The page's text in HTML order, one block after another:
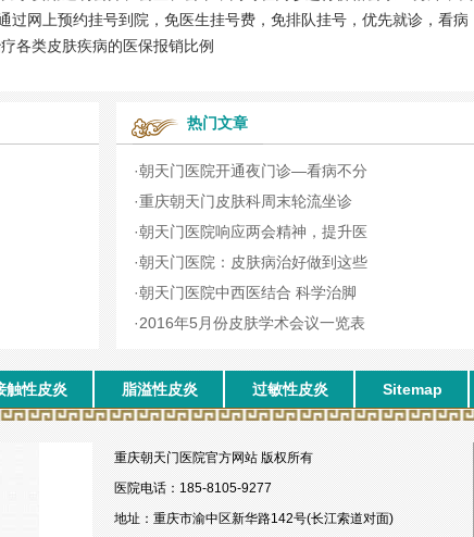
过网上预约挂号到院，免医生挂号费，免排队挂号，优先就诊，看病
各类皮肤疾病的医保报销比例
热门文章
·朝天门医院开通夜门诊—看病不分
·重庆朝天门皮肤科周末轮流坐诊
·朝天门医院响应两会精神，提升医
·朝天门医院：皮肤病治好做到这些
·朝天门医院中西医结合 科学治脚
·2016年5月份皮肤学术会议一览表
触性皮炎 脂溢性皮炎 过敏性皮炎 Sitemap
重庆朝天门医院官方网站 版权所有
医院电话：185-8105-9277
地址：重庆市渝中区新华路142号(长江索道对面)